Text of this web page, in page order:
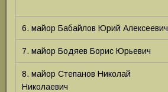
6. майор Бабайлов Юрий Алексеевич
7. майор Бодяев Борис Юрьевич
8. майор Степанов Николай
Николаевич